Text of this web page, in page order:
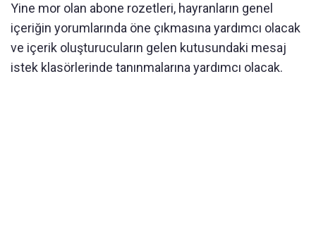
Yine mor olan abone rozetleri, hayranların genel
içeriğin yorumlarında öne çıkmasına yardımcı olacak
ve içerik oluşturucuların gelen kutusundaki mesaj
istek klasörlerinde tanınmalarına yardımcı olacak.